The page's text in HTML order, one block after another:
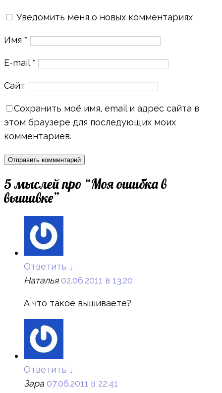
Уведомить меня о новых комментариях
Имя *
E-mail *
Сайт
Сохранить моё имя, email и адрес сайта в
этом браузере для последующих моих
комментариев.
5 мыслей про “Моя ошибка в
вышивке”
Ответить ↓
Наталья02.06.2011 в 13:20
А что такое вышиваете?
Ответить ↓
Зара 07.06.2011 в 22:41